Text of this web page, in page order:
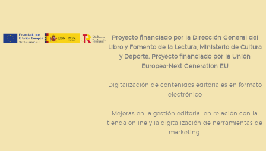
Proyecto financiado por la Dirección General del
Libro y Fomento de la Lectura, Ministerio de Cultura
y Deporte. Proyecto financiado por la Unión
Europea-Next Generation EU
Digitalización de contenidos editoriales en formato
electrónico
Mejoras en la gestión editorial en relación con la
tienda online y la digitalización de herramientas de
marketing.